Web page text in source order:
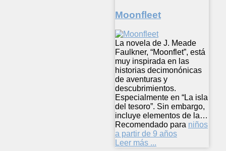
Moonfleet
La novela de J. Meade
Faulkner, “Moonflet”, está
muy inspirada en las
historias decimonónicas
de aventuras y
descubrimientos.
Especialmente en “La isla
del tesoro”. Sin embargo,
incluye elementos de la…
Recomendado para niños
a partir de 9 años
Leer más ...